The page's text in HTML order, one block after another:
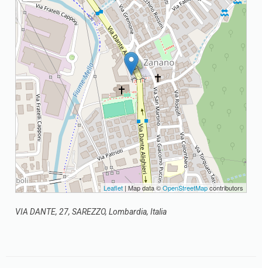
Leaflet | Map data ©OpenStreetMapcontributors
VIA DANTE, 27, SAREZZO, Lombardia, Italia